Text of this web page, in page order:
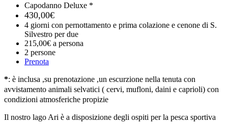
Capodanno Deluxe *
430,00€
4 giorni con pernottamento e prima colazione e cenone di S.
Silvestro per due
215,00€ a persona
2 persone
Prenota
*: è inclusa ,su prenotazione ,un escurzione nella tenuta con
avvistamento animali selvatici ( cervi, mufloni, daini e caprioli) con
condizioni atmosferiche propizie
Il nostro lago Ari è a disposizione degli ospiti per la pesca sportiva